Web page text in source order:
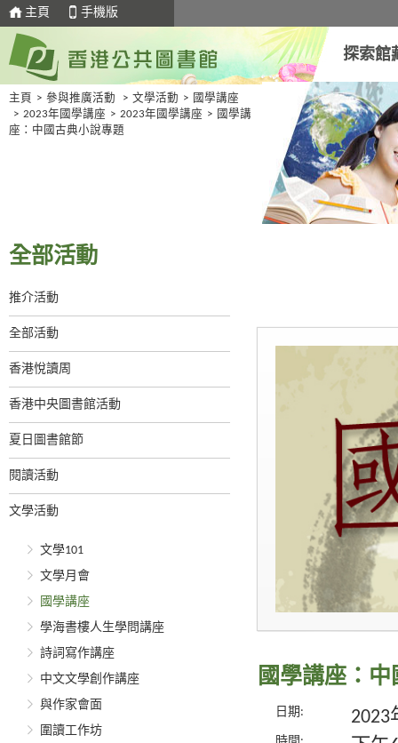
主頁 手機版
探索館
主頁 > 參與推廣活動 > 文學活動 > 國學講座
> 2023年國學講座 > 2023年國學講座 > 國學講
座：中國古典小說專題
全部活動
推介活動
全部活動
香港悅讀周
香港中央圖書館活動
夏日圖書館節
閱讀活動
文學活動
文學101
文學月會
國學講座
學海書樓人生學問講座
詩詞寫作講座
中文文學創作講座
與作家會面
圍讀工作坊
國學講座：
日期: 2023